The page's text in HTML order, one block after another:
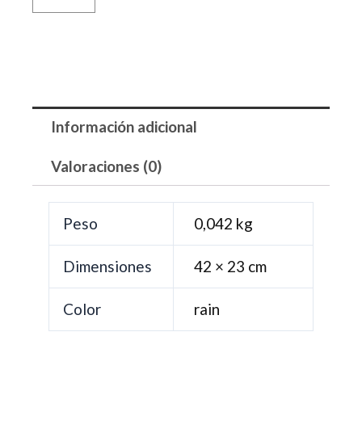
Información adicional
Valoraciones (0)
Peso 0,042 kg
Dimensiones 42 × 23 cm
Color rain